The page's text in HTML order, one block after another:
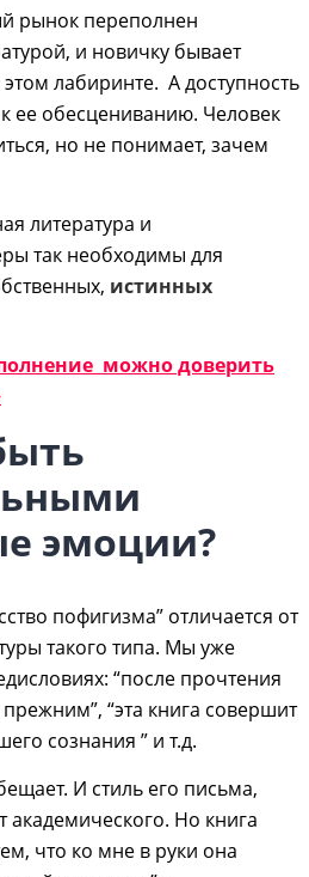
рынок переполнен
и новичку бывает
лабиринте. А доступность
ее обесцениванию. Человек
но не понимает, зачем
литература и
так необходимы для
истинных
можно доверить
эмоции?
пофигизма” отличается от
такого типа. Мы уже
“после прочтения
“эта книга совершит
сознания ” и т.д.
И стиль его письма,
академического. Но книга
что ко мне в руки она